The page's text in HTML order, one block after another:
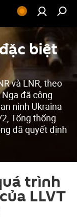
biệt
và LNR, theo
đã công
ninh Ukraina
Tổng thống
đã quyết định
trình
LLVT